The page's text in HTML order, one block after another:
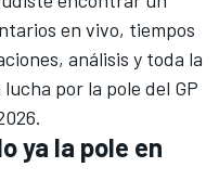
en vivo, tiempos
análisis y toda la
por la pole del GP
ya la pole en